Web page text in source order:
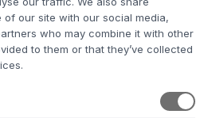
MUUBSprezentuje się z miękką i
pięknie łączy się z nowoczesną,
miska jest ręcznie dmuchana
o rzemieślniczym wykonaniu. Ta
our site with our social media,
who may combine it with other
to them or that they’ve collected